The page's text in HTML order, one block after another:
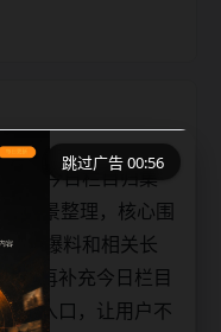
料今日栏目归集
场景整理，核心围
红爆料和相关长
，再补充今日栏目
击入口，让用户不
跳过广告 00:56